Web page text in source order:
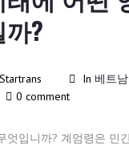
?
In 베트
0 comment
엇입니까? 계엄령은 민